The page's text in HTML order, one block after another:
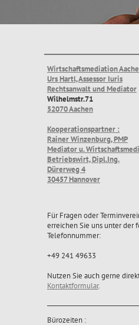
Wirtschaftsmediation
Urs Hartl, Assessor Iuris
Rechtsanwalt und Mediator
Wilhelmstr.71
52070 Aachen
Kooperationspartner :
Rainer Winzenburg, PMP
Mediator u.
Betriebswirt, Dipl.Ing.
Dürerweg 4
30457 Hannover
Für Fragen oder
erreichen Sie uns unter der
Telefonnummer:
+49 241 49633
Nutzen Sie auch gerne
Kontaktformular.
Bürozeiten :